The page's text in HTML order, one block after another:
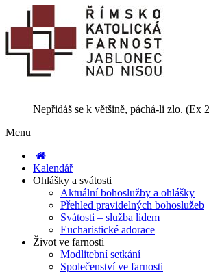
Nepřidáš se k většině, páchá-li zlo. (Ex
Menu
Kalendář
Ohlášky a svátosti
Aktuální bohoslužby a ohlášky
Přehled pravidelných bohoslužeb
Svátosti – služba lidem
Eucharistické adorace
Život ve farnosti
Modlitební setkání
Společenství ve farnosti